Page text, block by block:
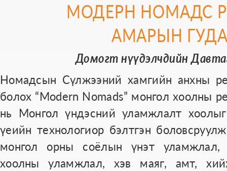
МОДЕРН НОМАДС
АМАРЫН
Домогт нүүдэлчдийн
Номадсын Сүлжээний хамгийн анхны
болох “Modern Nomads” монгол хоолны
нь Монгол үндэсний уламжлалт
үеийн технологиор бэлтгэн
монгол орны соёлын үнэт уламжлал,
хоолны уламжлал, хэв маяг, амт,